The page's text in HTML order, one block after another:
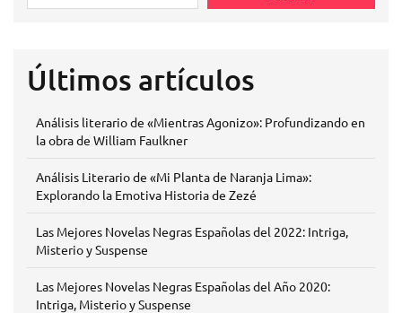
Últimos artículos
Análisis literario de «Mientras Agonizo»: Profundizando en
la obra de William Faulkner
Análisis Literario de «Mi Planta de Naranja Lima»:
Explorando la Emotiva Historia de Zezé
Las Mejores Novelas Negras Españolas del 2022: Intriga,
Misterio y Suspense
Las Mejores Novelas Negras Españolas del Año 2020:
Intriga, Misterio y Suspense